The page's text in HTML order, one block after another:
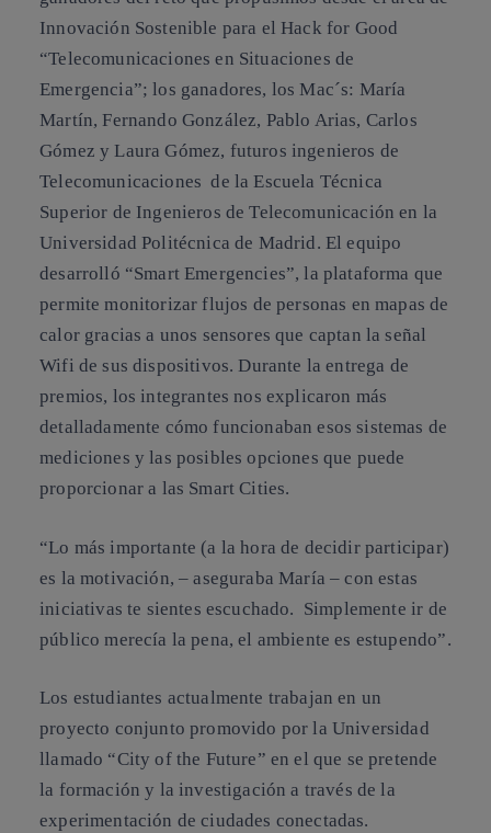
Innovación Sostenible para el Hack for Good
“Telecomunicaciones en Situaciones de
Emergencia”; los ganadores, los Mac´s: María
Martín, Fernando González, Pablo Arias, Carlos
Gómez y Laura Gómez, futuros ingenieros de
Telecomunicaciones de la Escuela Técnica
Superior de Ingenieros de Telecomunicación en la
Universidad Politécnica de Madrid. El equipo
desarrolló “Smart Emergencies”, la plataforma que
permite monitorizar flujos de personas en mapas de
calor gracias a unos sensores que captan la señal
Wifi de sus dispositivos. Durante la entrega de
premios, los integrantes nos explicaron más
detalladamente cómo funcionaban esos sistemas de
mediciones y las posibles opciones que puede
proporcionar a las Smart Cities.
“Lo más importante (a la hora de decidir participar)
es la motivación, – aseguraba María – con estas
iniciativas te sientes escuchado. Simplemente ir de
público merecía la pena, el ambiente es estupendo”.
Los estudiantes actualmente trabajan en un
proyecto conjunto promovido por la Universidad
llamado “City of the Future” en el que se pretende
la formación y la investigación a través de la
experimentación de ciudades conectadas.